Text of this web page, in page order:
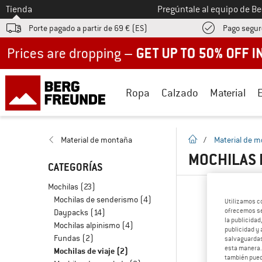
A la
Tienda Pregúntale al equipo de
Porte pagado a partir de 69 € (ES) Pago
Ropa Calzado Material
Material de montaña
CATEGORÍAS
Mochilas (23)
Mochilas de senderismo (4)
Daypacks (14)
Mochilas alpinismo (4)
Fundas (2)
Mochilas de viaje (2)
la pagina de inicio
/ Material de
MOCHILAS
Utilizamos
ofrecemos
la
publicidad y
esta manera.
también